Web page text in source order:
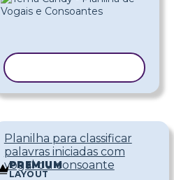
Planilha para classificar
palavras iniciadas com
vogal ou consoante
PREMIUM
LAYOUT